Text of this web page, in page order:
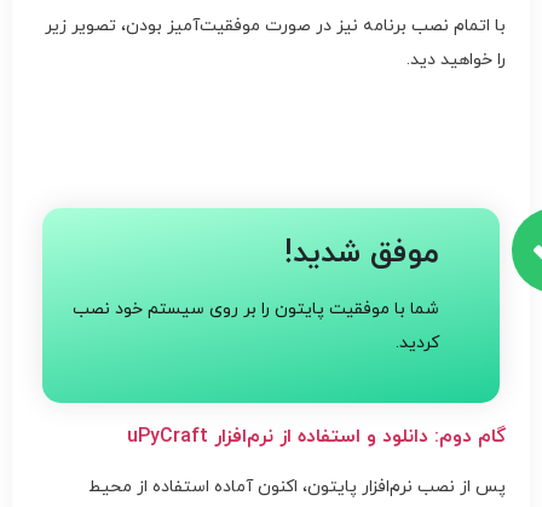
با اتمام نصب برنامه نیز در صورت موفقیت‌آمیز بودن، تصویر زیر
را خواهید دید.
موفق شدید!
شما با موفقیت پایتون را بر روی سیستم خود نصب
کردید.
گام دوم: دانلود و استفاده از نرم‌افزار uPyCraft
پس از نصب نرم‌افزار پایتون، اکنون آماده استفاده از محیط